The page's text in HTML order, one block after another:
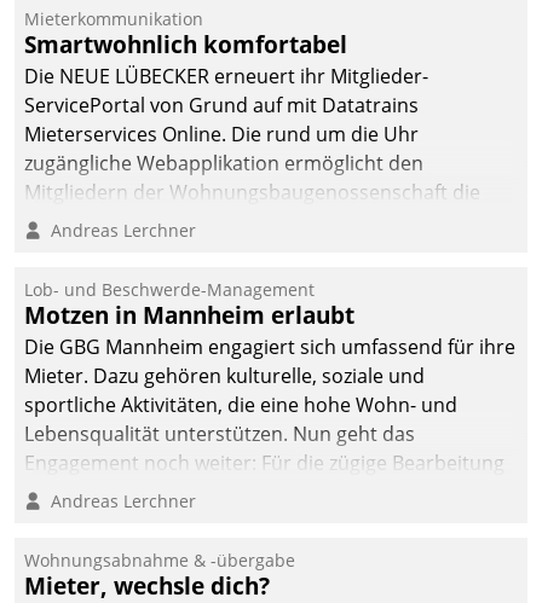
Die monatlichen
Mitteilungen zum
Heizungs- und
Wasserverbrauch gehen
automatisiert, vollständig
und auf Wunsch über
mehrere zuvor
Kommunikationswege bei
Mieterkommunikation
Smartwohnlich komfortabel
Die NEUE LÜBECKER erneuert ihr Mitglieder-
ServicePortal von Grund auf mit Datatrains
Mieterservices Online. Die rund um die Uhr
zugängliche Webapplikation ermöglicht den
Mitgliedern der Wohnungs­bau­genossenschaft die
Kontaktaufnahme per Smartphone, Tablet oder PC.
Andreas Lerchner
Lob- und Beschwerde-Management
Motzen in Mannheim erlaubt
Die GBG Mannheim engagiert sich umfassend für ihre
Mieter. Dazu gehören kulturelle, soziale und
sportliche Aktivitäten, die eine hohe Wohn- und
Lebensqualität unterstützen. Nun geht das
Engagement noch weiter: Für die zügige Bearbeitung
von Beschwerden – oder Lob – richtet das
und Beschwerde-Management einen eigenen Kanal
ein.
Andreas Lerchner
Wohnungsabnahme & -übergabe
Mieter, wechsle dich?